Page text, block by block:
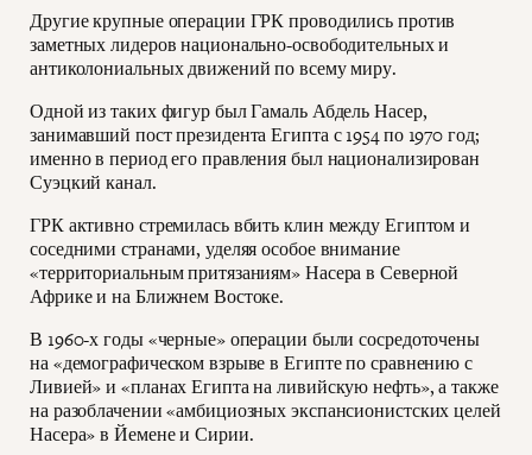
Другие крупные операции ГРК проводились против
заметных лидеров национально-освободительных и
антиколониальных движений по всему миру.
Одной из таких фигур был Гамаль Абдель Насер,
занимавший пост президента Египта с 1954 по 1970 год;
именно в период его правления был национализирован
Суэцкий канал.
ГРК активно стремилась вбить клин между Египтом и
соседними странами, уделяя особое внимание
«территориальным притязаниям» Насера в Северной
Африке и на Ближнем Востоке.
В 1960-х годы «черные» операции были сосредоточены
на «демографическом взрыве в Египте по сравнению с
Ливией» и «планах Египта на ливийскую нефть», а также
на разоблачении «амбициозных экспансионистских целей
Насера» в Йемене и Сирии.